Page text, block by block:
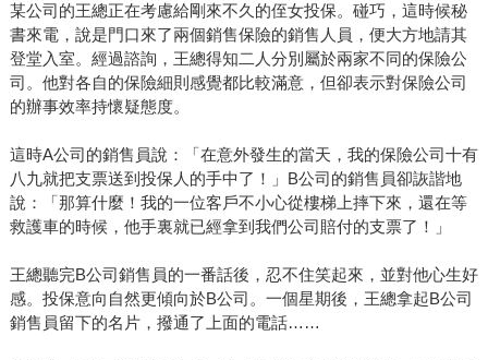
某公司的王總正在考慮給剛來不久的侄女投保。碰巧，這時候秘
書來電，說是門口來了兩個銷售保險的銷售人員，便大方地請其
登堂入室。經過諮詢，王總得知二人分別屬於兩家不同的保險公
司。他對各自的保險細則感覺都比較滿意，但卻表示對保險公司
的辦事效率持懷疑態度。
這時A公司的銷售員說：「在意外發生的當天，我的保險公司十有
八九就把支票送到投保人的手中了！」B公司的銷售員卻詼諧地
說：「那算什麼！我的一位客戶不小心從樓梯上摔下來，還在等
救護車的時候，他手裏就已經拿到我們公司賠付的支票了！」
王總聽完B公司銷售員的一番話後，忍不住笑起來，並對他心生好
感。投保意向自然更傾向於B公司。一個星期後，王總拿起B公司
銷售員留下的名片，撥通了上面的電話……